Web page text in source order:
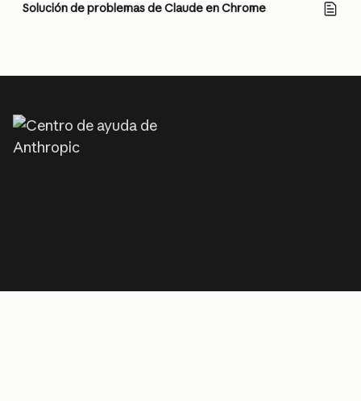
Solución de problemas de Claude en Chrome